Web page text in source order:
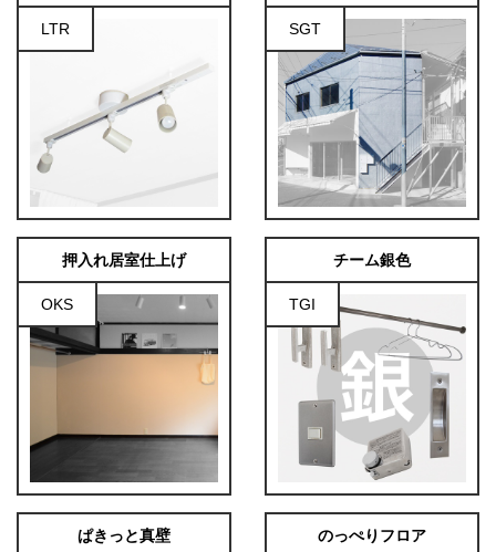
LTR SGT
押入れ居室仕上げ
OKS
チーム銀色
TGI
ぱきっと真壁 のっぺりフロア